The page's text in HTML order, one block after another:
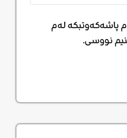
پاشەکەوتبکە لەم
نووسی.